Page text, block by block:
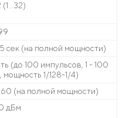
(1…32)
сек (на полной мощности)
(до 100 импульсов, 1 - 100
мощность 1/128-1/4)
(на полной мощности)
дБм